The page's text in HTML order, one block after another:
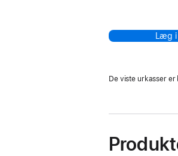
Læg
De viste urkasser er